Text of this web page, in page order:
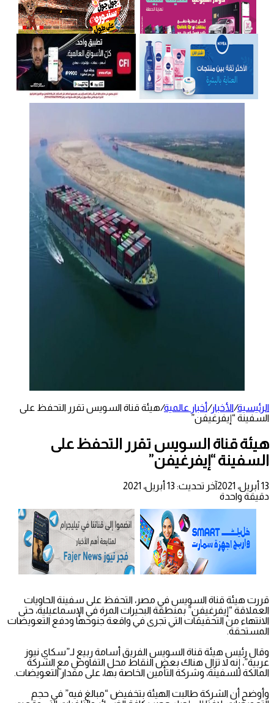
الرئيسية/الأخبار/أخبار عالمية/هيئة قناة السويس تقرر التحفظ على
السفينة “إيفرغيفن”
هيئة قناة السويس تقرر التحفظ على
السفينة “إيفرغيفن”
13 أبريل، 2021
آخر تحديث: 13 أبريل، 2021
دقيقة واحدة
قررت هيئة قناة السويس في مصر، التحفظ على سفينة الحاويات
العملاقة “إيفرغيفن” بمنطقة البحيرات المرة في الإسماعيلية، حتى
الانتهاء من التحقيقات التي تجرى في واقعة جنوحها ودفع التعويضات
المستحقة.
وقال رئيس هيئة قناة السويس الفريق أسامة ربيع لـ”سكاي نيوز
عربية”، إنه لا تزال هناك بعض النقاط محل التفاوض مع الشركة
المالكة للسفينة، وشركة التأمين الخاصة بها، على مقدار التعويضات.
وأوضح أن الشركة طالبت الهيئة بتخفيض “مبالغ فيه” في حجم